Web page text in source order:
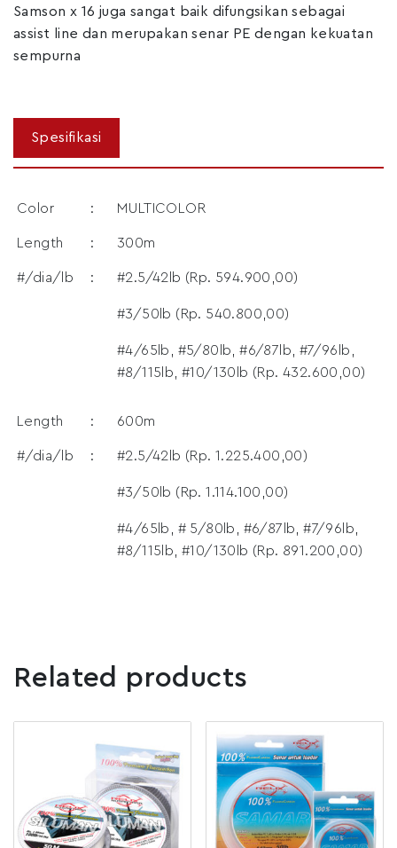
Samson x 16 juga sangat baik difungsikan sebagai
assist line dan merupakan senar PE dengan kekuatan
sempurna
Color : MULTICOLOR
Length : 300m
#/dia/lb : #2.5/42lb (Rp. 594.900,00)
#3/50lb (Rp. 540.800,00)
#4/65lb, #5/80lb, #6/87lb, #7/96lb,
#8/115lb, #10/130lb (Rp. 432.600,00)
Length : 600m
#/dia/lb : #2.5/42lb (Rp. 1.225.400,00)
#3/50lb (Rp. 1.114.100,00)
#4/65lb, # 5/80lb, #6/87lb, #7/96lb,
#8/115lb, #10/130lb (Rp. 891.200,00)
Related products